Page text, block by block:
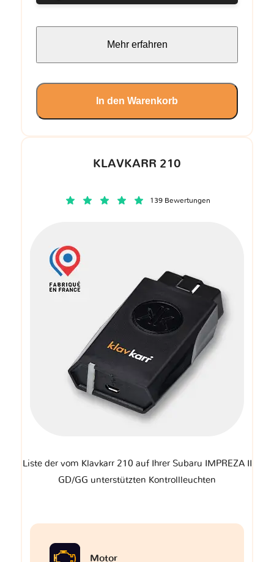
KLAVKARR 210
139 Bewertungen
Liste der vom Klavkarr 210 auf Ihrer Subaru IMPREZA II
GD/GG unterstützten Kontrollleuchten
Motor
Mehr erfahren
In den Warenkorb